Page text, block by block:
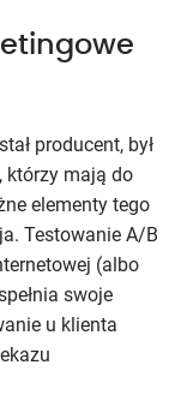
producent, był
którzy mają do
elementy tego
Testowanie A/B
(albo
swoje
u klienta